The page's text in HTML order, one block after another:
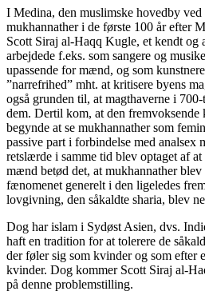
I Medina, den muslimske hovedby
mukhannather i de første 100 år efter
Scott Siraj al-Haqq Kugle, et kendt og
arbejdede f.eks. som sangere og
upassende for mænd, og som
”narrefrihed” mht. at kritisere byens
også grunden til, at magthaverne i
dem. Dertil kom, at den fremvoksende
begynde at se mukhannather som
passive part i forbindelse med analsex
retslærde i samme tid blev optaget af
mænd betød det, at mukhannather
fænomenet generelt i den ligeledes
lovgivning, den såkaldte sharia, blev
Dog har islam i Sydøst Asien, dvs.
haft en tradition for at tolerere de
der føler sig som kvinder og som efter
kvinder. Dog kommer Scott Siraj al-
på denne problemstilling.